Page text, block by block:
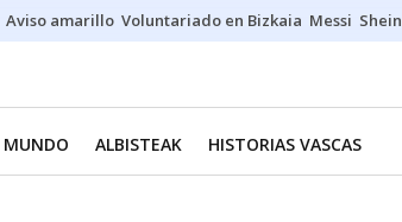
Aviso amarillo Voluntariado en Bizkaia Messi Shein
MUNDO ALBISTEAK HISTORIAS VASCAS